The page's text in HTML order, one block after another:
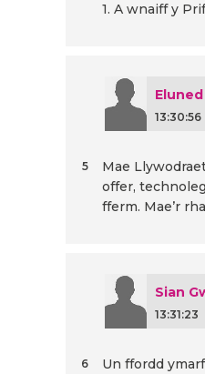
1. A wnaiff y
13:30:56
Mae
offer,
fferm. Mae’r
5
Sian
13:31:23
Un ffordd
6